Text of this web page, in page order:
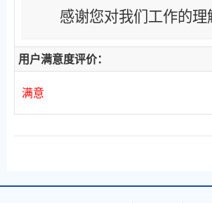
感谢您对我们工作的理
用户满意度评价：
满意